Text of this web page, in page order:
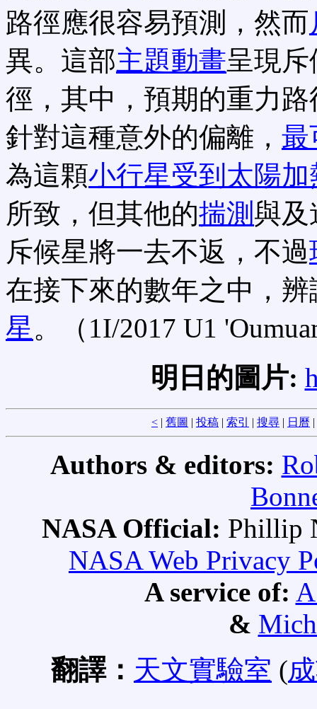
路徑應很容易預測，然而
異。這部主題動畫呈現
徑，其中，預期的重力
針對這種意外的偏離， 最
為這顆小行星受到太陽加
所致，但其他的揣測 與及
斥候星將一去不返，不過
在接下來的數年之中，
星。（1I/2017 U1
明日的圖片:
< | 舊圖 | 投稿 | 索引 | 搜尋 | 日曆 |
Authors & editors:
NASA Official: Phillip
NASA Web Privacy
A service of:
&
翻譯： 天文實驗室 (